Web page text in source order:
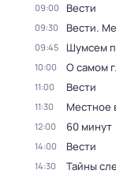
09:00 Вести
09:30 Вести.
09:45 Шумсем
10:00 О самом
11:00 Вести
11:30 Местное
12:00 60 минут
14:00 Вести
14:30 Тайны